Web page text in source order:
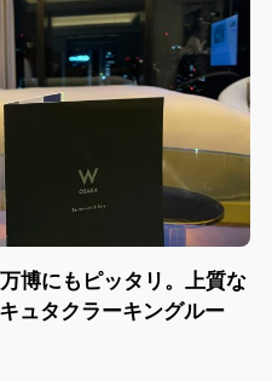
博にもピッタリ。上質な
ュタクラーキングルー